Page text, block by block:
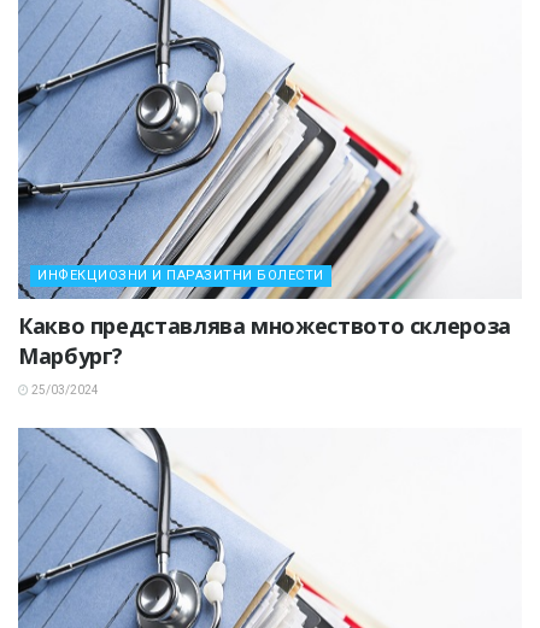
ИНФЕКЦИОЗНИ И ПАРАЗИТНИ БОЛЕСТИ
Какво представлява множеството склероза
Марбург?
25/03/2024